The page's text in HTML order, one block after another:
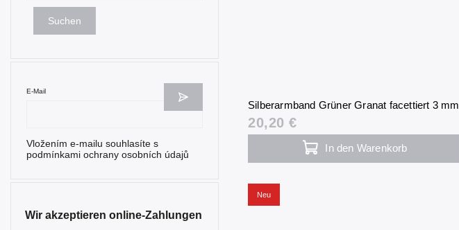
Suchen
E-Mail
Vložením e-mailu souhlasíte s
podmínkami ochrany osobních údajů
Wir akzeptieren online-Zahlungen
Silberarmband Grüner Granat facettiert 3 mm
20,20 €
In den Warenkorb
Neu